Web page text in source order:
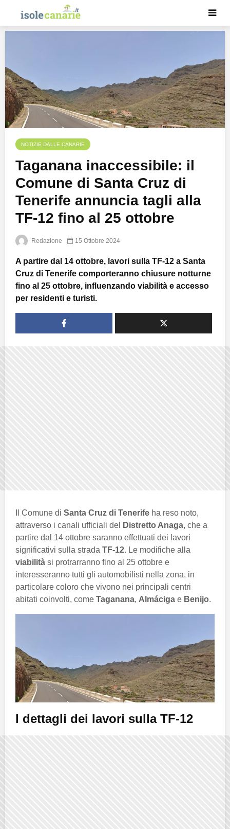
NOTIZIE DALLE CANARIE
Taganana inaccessibile: il
Comune di Santa Cruz di
Tenerife annuncia tagli alla
TF-12 fino al 25 ottobre
Redazione 15 Ottobre 2024
A partire dal 14 ottobre, lavori sulla TF-12 a Santa
Cruz di Tenerife comporteranno chiusure notturne
fino al 25 ottobre, influenzando viabilità e accesso
per residenti e turisti.
Il Comune di Santa Cruz di Tenerife ha reso noto,
attraverso i canali ufficiali del
Distretto Anaga, che a
partire dal 14 ottobre saranno effettuati dei lavori
significativi sulla strada TF-12. Le modifiche alla
viabilità si protrarranno fino al 25 ottobre e
interesseranno tutti gli automobilisti nella zona, in
particolare coloro che vivono nei principali centri
abitati coinvolti, come Taganana, Almáciga e Benijo.
I dettagli dei lavori sulla TF-12